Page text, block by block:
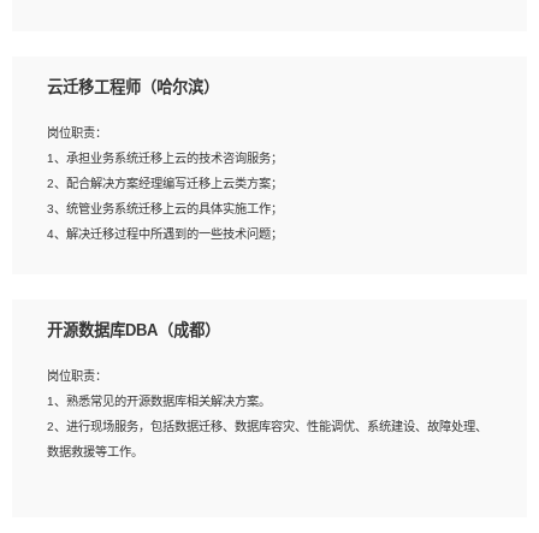
岗位要求：
2、熟悉tensorflow，keras，pytorch等常规深度学习框架，快速根据客户需求实现
有效的模型；
3、熟悉掌握至少一种编程语言，如：Python，Java；
4、 熟悉NLP相关算法与实现；
5、至少有一次及以上问答系统的项目实践，熟悉问答系统全流程开发者优先；
云迁移工程师（哈尔滨）
岗位职责：
1、承担业务系统迁移上云的技术咨询服务；
2、配合解决方案经理编写迁移上云类方案；
3、统管业务系统迁移上云的具体实施工作；
4、解决迁移过程中所遇到的一些技术问题；
1、专科及以上学历，三年以上工作经验，计算机等相关专业；
3、熟悉常见操作系统、存储、网络、 IO 等相关原理；
4、具有迁移工具实操经验，具备P2V、V2V迁移能力；
5、熟练华为、VMware虚拟化、云计算及云存储技术；
6、熟悉主流数据库、应用服务器、中间件部署架构和运维方法；
开源数据库DBA（成都）
岗位职责：
1、熟悉常见的开源数据库相关解决方案。
2、进行现场服务，包括数据迁移、数据库容灾、性能调优、系统建设、故障处理、
数据救援等工作。